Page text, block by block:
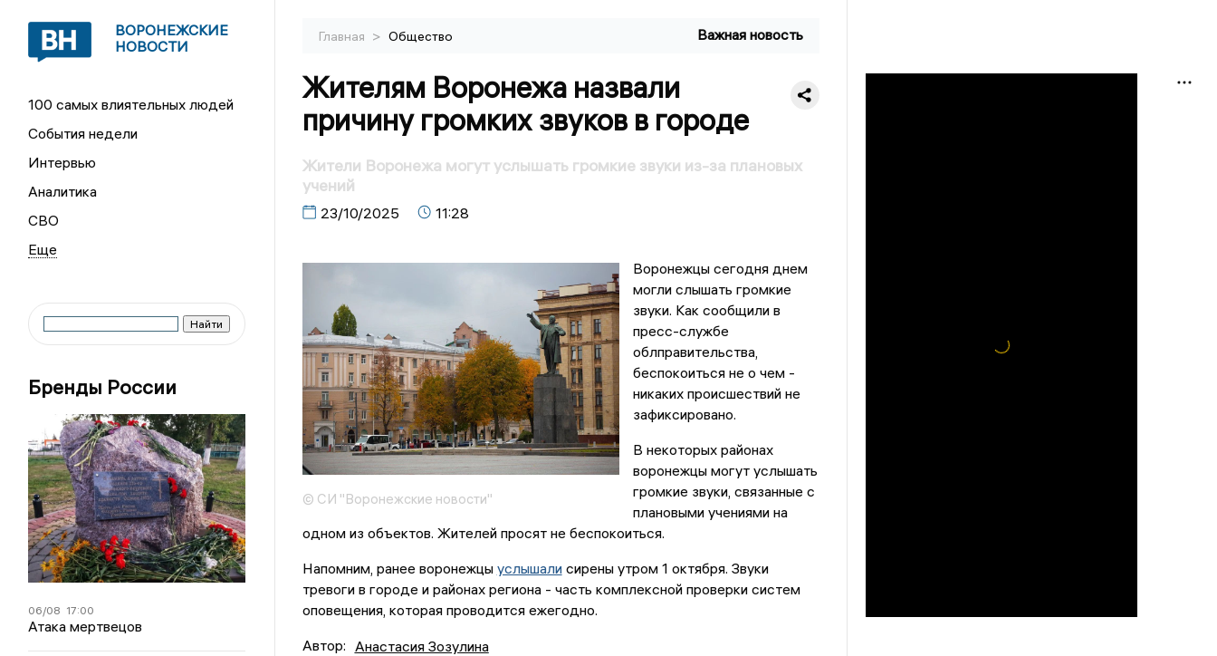
ВОРОНЕЖСКИЕ
НОВОСТИ
100 самых влиятельных людей
События недели
Интервью
Аналитика
СВО
Бренды России
06/08 17:00
Атака мертвецов
Главная > Общество Важная новость
Жителям Воронежа назвали
причину громких звуков в городе
Жители Воронежа могут услышать громкие звуки из-за плановых
учений
23/10/2025 11:28
© СИ "Воронежские новости"
Воронежцы сегодня днем
могли слышать громкие
звуки. Как сообщили в
пресс-службе
облправительства,
беспокоиться не о чем -
никаких происшествий не
зафиксировано.
В некоторых районах
воронежцы могут услышать
громкие звуки, связанные с
плановыми учениями на
одном из объектов. Жителей просят не беспокоиться.
Напомним, ранее воронежцы услышалисирены утром 1 октября. Звуки
тревоги в городе и районах региона - часть комплексной проверки систем
оповещения, которая проводится ежегодно.
Автор: Анастасия Зозулина